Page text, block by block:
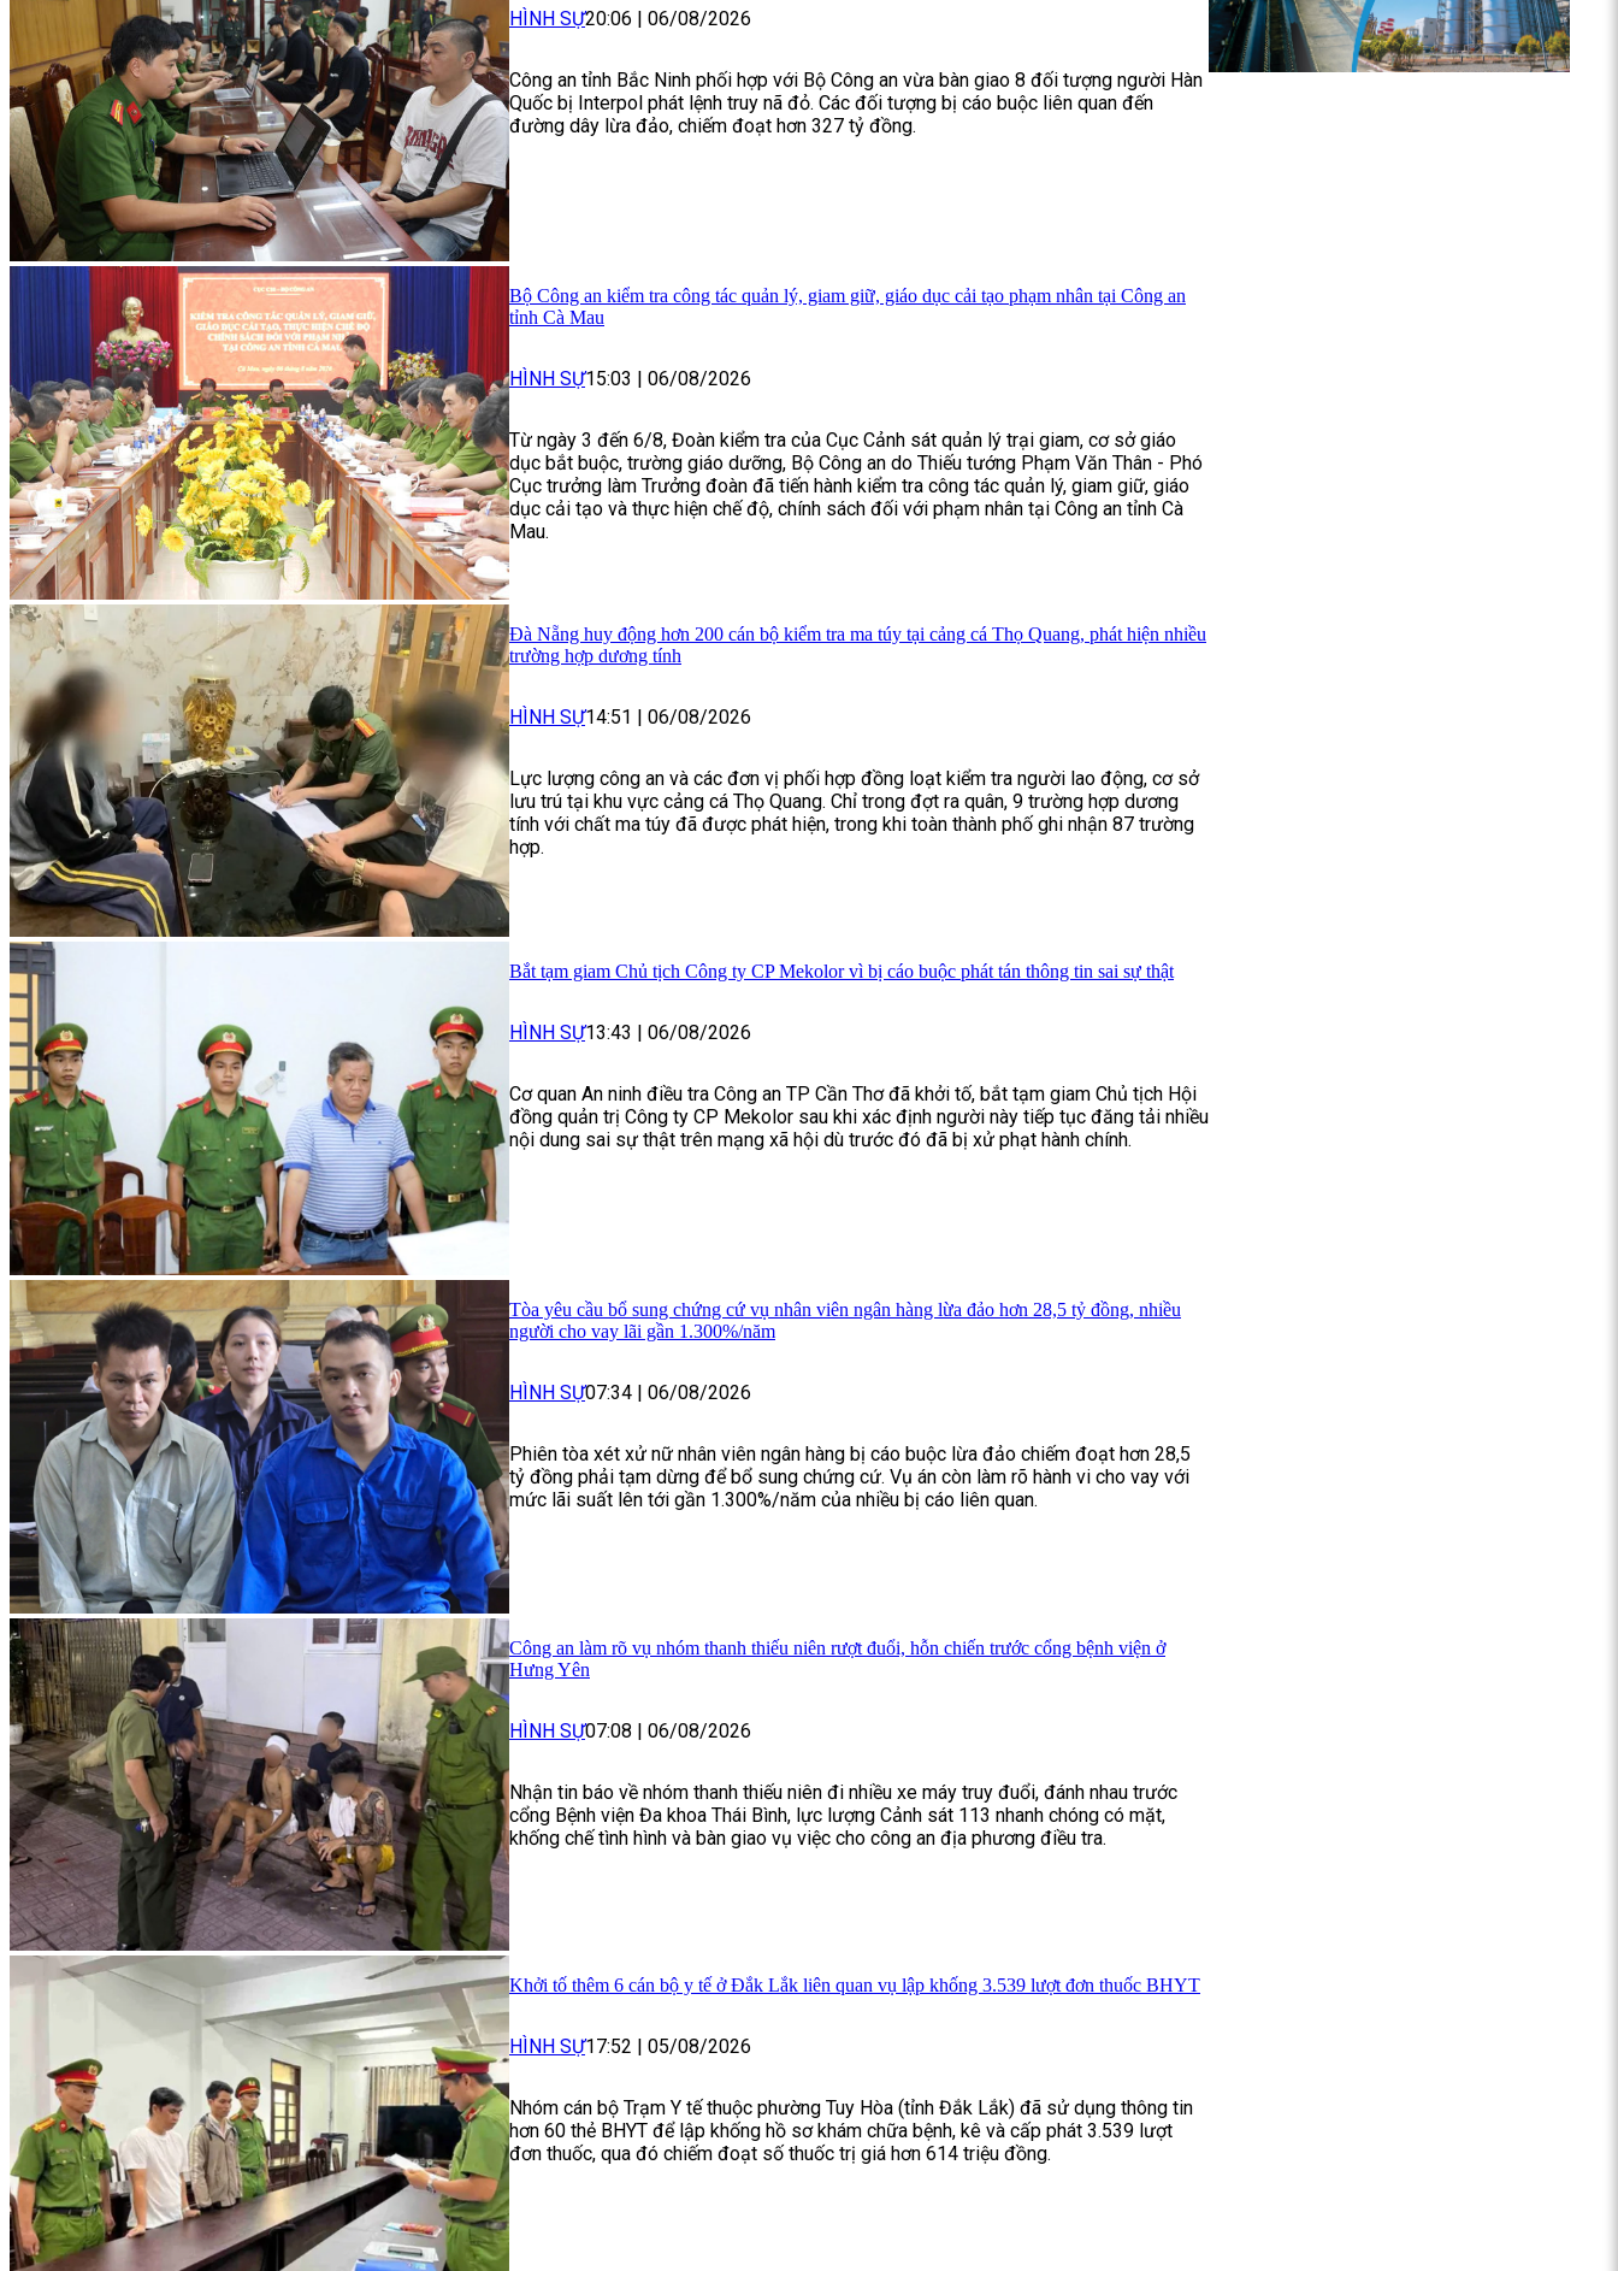
HÌNH SỰ20:06 06/08/2026
Công an tỉnh Bắc Ninh phối hợp với Bộ Công an vừa bàn giao 8 đối tượng người Hàn
Quốc bị Interpol phát lệnh truy nã đỏ. Các đối tượng bị cáo buộc liên quan đến
đường dây lừa đảo, chiếm đoạt hơn 327 tỷ đồng.
Bộ Công an kiểm tra công tác quản lý, giam giữ, giáo dục cải tạo phạm nhân tại Công an
tỉnh Cà Mau
HÌNH SỰ15:03 | 06/08/2026
Từ ngày 3 đến 6/8, Đoàn kiểm tra của Cục Cảnh sát quản lý trại giam, cơ sở giáo
dục bắt buộc, trường giáo dưỡng, Bộ Công an do Thiếu tướng Phạm Văn Thân - Phó
Cục trưởng làm Trưởng đoàn đã tiến hành kiểm tra công tác quản lý, giam giữ, giáo
dục cải tạo và thực hiện chế độ, chính sách đối với phạm nhân tại Công an tỉnh Cà
Mau.
Đà Nẵng huy động hơn 200 cán bộ kiểm tra ma túy tại cảng cá Thọ Quang, phát hiện nhiều
trường hợp dương tính
HÌNH SỰ14:51 | 06/08/2026
Lực lượng công an và các đơn vị phối hợp đồng loạt kiểm tra người lao động, cơ sở
lưu trú tại khu vực cảng cá Thọ Quang. Chỉ trong đợt ra quân, 9 trường hợp dương
tính với chất ma túy đã được phát hiện, trong khi toàn thành phố ghi nhận 87 trường
hợp.
Bắt tạm giam Chủ tịch Công ty CP Mekolor vì bị cáo buộc phát tán thông tin sai sự thật
HÌNH SỰ13:43 06/08/2026
Cơ quan An ninh điều tra Công an TP Cần Thơ đã khởi tố, bắt tạm giam Chủ tịch Hội
đồng quản trị Công ty CP Mekolor sau khi xác định người này tiếp tục đăng tải nhiều
nội dung sai sự thật trên mạng xã hội dù trước đó đã bị xử phạt hành chính.
Tòa yêu cầu bổ sung chứng cứ vụ nhân viên ngân hàng lừa đảo hơn 28,5 tỷ đồng, nhiều
người cho vay lãi gần 1.300%/năm
HÌNH SỰ07:34 | 06/08/2026
Phiên tòa xét xử nữ nhân viên ngân hàng bị cáo buộc lừa đảo chiếm đoạt hơn 28,5
tỷ đồng phải tạm dừng để bổ sung chứng cứ. Vụ án còn làm rõ hành vi cho vay với
mức lãi suất lên tới gần 1.300%/năm của nhiều bị cáo liên quan.
Công an làm rõ vụ nhóm thanh thiếu niên rượt đuổi, hỗn chiến trước cổng bệnh viện ở
Hưng Yên
HÌNH SỰ07:08 | 06/08/2026
Nhận tin báo về nhóm thanh thiếu niên đi nhiều xe máy truy đuổi, đánh nhau trước
cổng Bệnh viện Đa khoa Thái Bình, lực lượng Cảnh sát 113 nhanh chóng có mặt,
khống chế tình hình và bàn giao vụ việc cho công an địa phương điều tra.
Khởi tố thêm 6 cán bộ y tế ở Đắk Lắk liên quan vụ lập khống 3.539 lượt đơn thuốc BHYT
HÌNH SỰ17:52 05/08/2026
Nhóm cán bộ Trạm Y tế thuộc phường Tuy Hòa (tỉnh Đắk Lắk) đã sử dụng thông tin
hơn 60 thẻ BHYT để lập khống hồ sơ khám chữa bệnh, kê và cấp phát 3.539 lượt
đơn thuốc, qua đó chiếm đoạt số thuốc trị giá hơn 614 triệu đồng.